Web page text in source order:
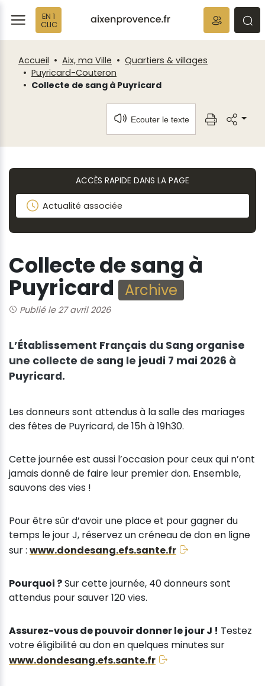
EN 1
CLIC
Accueil Aix, ma Ville
Quartiers & villages
Puyricard-Couteron
Collecte de sang à Puyricard
Ecouter le texte
ACCÈS RAPIDE DANS LA PAGE
Actualité associée
Collecte de sang à
Puyricard Archive
Publié le 27 avril 2026
L’Établissement Français du Sang organise
une collecte de sang le jeudi 7 mai 2026 à
Puyricard.
Les donneurs sont attendus à la salle des mariages
des fêtes de Puyricard, de 15h à 19h30.
Cette journée est aussi l’occasion pour ceux qui n’ont
jamais donné de faire leur premier don. Ensemble,
sauvons des vies !
Pour être sûr d’avoir une place et pour gagner du
temps le jour J, réservez un créneau de don en ligne
sur : www.dondesang.efs.sante.fr
Pourquoi ?Sur cette journée, 40 donneurs sont
attendus pour sauver 120 vies.
Assurez-vous de pouvoir donner le jour J ! Testez
votre éligibilité au don en quelques minutes sur
www.dondesang.efs.sante.fr
Fenêtre
de
chat
Panneau de gestion des cookies